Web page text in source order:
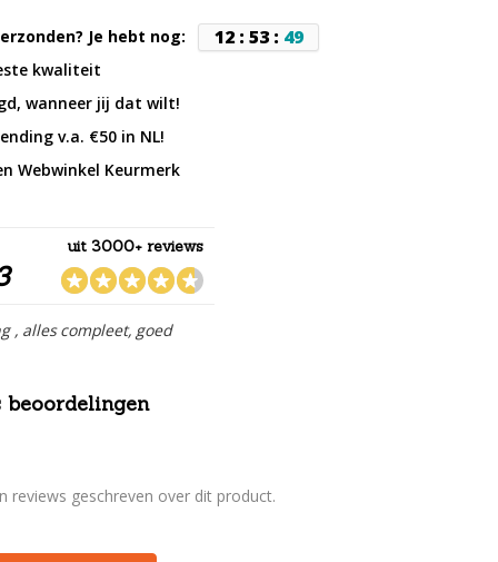
Je hebt nog: 12: 53: 48
kwaliteit
wanneer jij dat wilt!
v.a. €50 in NL!
Webwinkel Keurmerk
uit 3000+ reviews
, alles compleet, goed
beoordelingen
reviews geschreven over dit product.